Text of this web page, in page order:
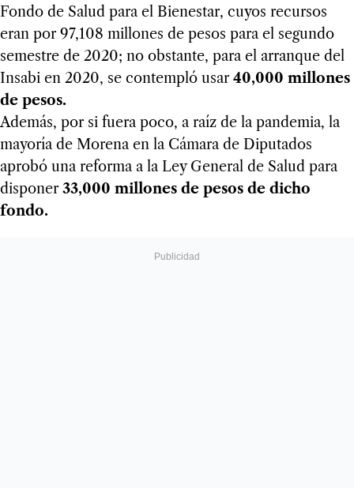
Fondo de Salud para el Bienestar, cuyos recursos
eran por 97,108 millones de pesos para el segundo
semestre de 2020; no obstante, para el arranque del
Insabi en 2020, se contempló usar 40,000 millones
de pesos.
Además, por si fuera poco, a raíz de la pandemia, la
mayoría de Morena en la Cámara de Diputados
aprobó una reforma a la Ley General de Salud para
disponer 33,000 millones de pesos de dicho
fondo.